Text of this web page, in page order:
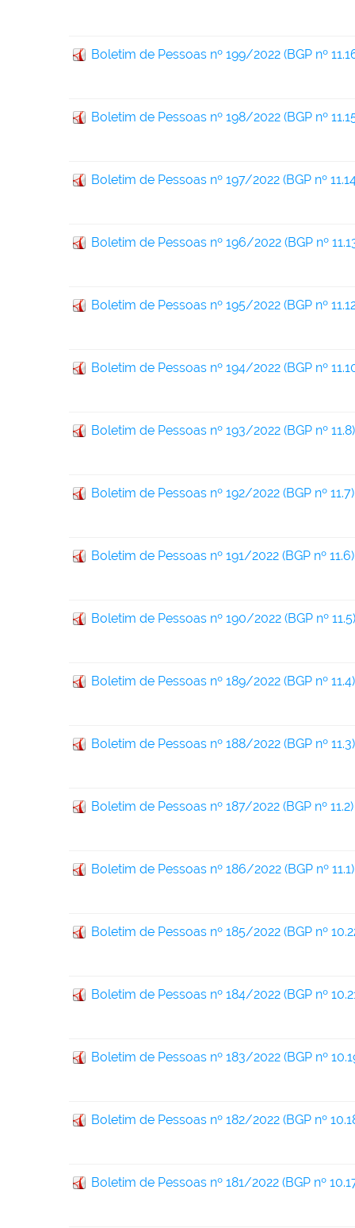
Boletim de Pessoas nº 199/2022 (BGP nº
Boletim de Pessoas nº 198/2022 (BGP nº
Boletim de Pessoas nº 197/2022 (BGP nº
Boletim de Pessoas nº 196/2022 (BGP nº
Boletim de Pessoas nº 195/2022 (BGP nº
Boletim de Pessoas nº 194/2022 (BGP nº
Boletim de Pessoas nº 193/2022 (BGP nº 11.8)
Boletim de Pessoas nº 192/2022 (BGP nº 11.7)
Boletim de Pessoas nº 191/2022 (BGP nº 11.6)
Boletim de Pessoas nº 190/2022 (BGP nº 11.5)
Boletim de Pessoas nº 189/2022 (BGP nº 11.4)
Boletim de Pessoas nº 188/2022 (BGP nº 11.3)
Boletim de Pessoas nº 187/2022 (BGP nº 11.2)
Boletim de Pessoas nº 186/2022 (BGP nº 11.1)
Boletim de Pessoas nº 185/2022 (BGP nº
Boletim de Pessoas nº 184/2022 (BGP nº
Boletim de Pessoas nº 183/2022 (BGP nº
Boletim de Pessoas nº 182/2022 (BGP nº
Boletim de Pessoas nº 181/2022 (BGP nº